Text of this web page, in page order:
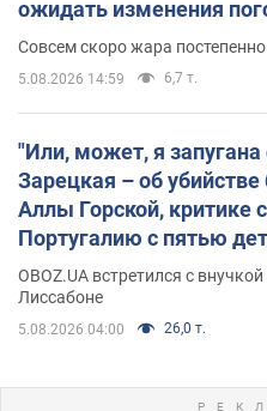
ожидать изменения
Совсем скоро жара постепенно
5.08.2026 14:59 6,7 т.
"Или, может, я запугана
Зарецкая – об
Аллы Горской, критике
Португалию с пятью
OBOZ.UA встретился с
Лиссабоне
5.08.2026 04:00 26,0 т.